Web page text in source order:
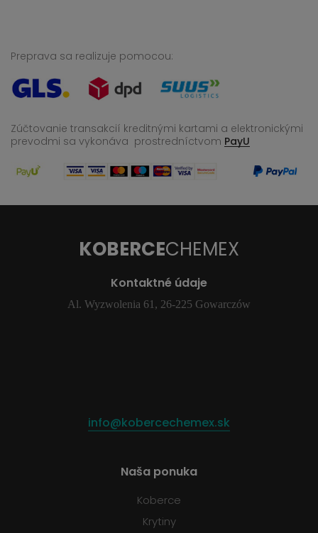
Preprava sa realizuje pomocou:
Zúčtovanie transakcií kreditnými kartami a elektronickými
prevodmi sa vykonáva prostredníctvom PayU
KOBERCECHEMEX
Kontaktné údaje
Al. Wyzwolenia 61, 26-225 Gowarczów
info@kobercechemex.sk
Naša ponuka
Koberce
Krytiny